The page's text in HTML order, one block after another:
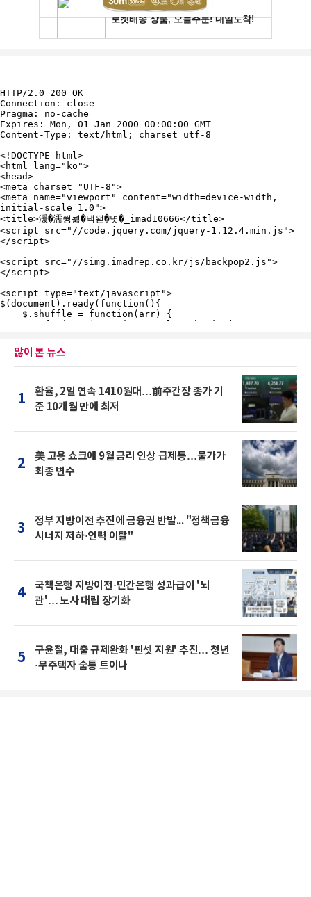
많이 본 뉴스
1
환율, 2일 연속 1410원대…前주간장 종가 기
준 10개월 만에 최저
2
美 고용 쇼크에 9월 금리 인상 급제동…물가가
최종 변수
3
정부 지방이전 추진에 금융권 반발... "정책금융
시너지 저하·인력 이탈"
4
국책은행 지방이전·민간은행 성과급이 '뇌
관'… 노사 대립 장기화
5
구윤철, 대출 규제완화 '핀셋 지원' 추진… 청년
·무주택자 숨통 트이나